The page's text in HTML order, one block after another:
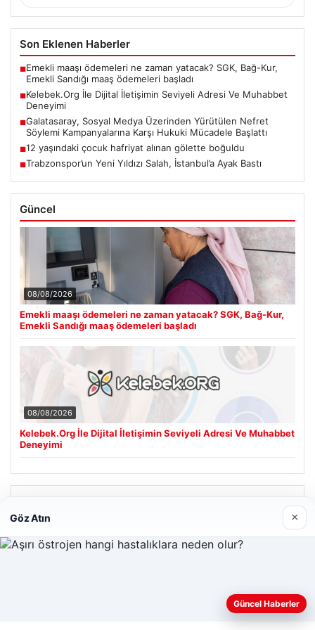
Son Eklenen Haberler
■Emekli maaşı ödemeleri ne zaman yatacak? SGK, Bağ-Kur,
Emekli Sandığı maaş ödemeleri başladı
■Kelebek.Org İle Dijital İletişimin Seviyeli Adresi Ve Muhabbet
Deneyimi
■Galatasaray, Sosyal Medya Üzerinden Yürütülen Nefret
Söylemi Kampanyalarına Karşı Hukuki Mücadele Başlattı
■12 yaşındaki çocuk hafriyat alınan gölette boğuldu
■Trabzonspor’un Yeni Yıldızı Salah, İstanbul’a Ayak Bastı
Güncel
08/08/2026
Emekli maaşı ödemeleri ne zaman yatacak? SGK, Bağ-Kur,
Emekli Sandığı maaş ödemeleri başladı
08/08/2026
Kelebek.Org İle Dijital İletişimin Seviyeli Adresi Ve Muhabbet
Deneyimi
Hastaş Beton
26/05/2026
Web sitemizi nasıl kullandığınızı daha iyi anlayabilmek,
deneyiminizi kişiselleştirmek ve geliştirmek amacıyla çerezler
Göz Atın ×
Güncel Haberler